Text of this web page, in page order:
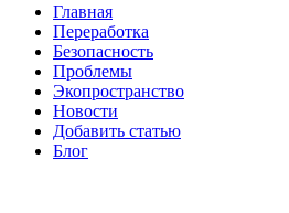
Главная
Переработка
Безопасность
Проблемы
Экопространство
Новости
Добавить статью
Блог